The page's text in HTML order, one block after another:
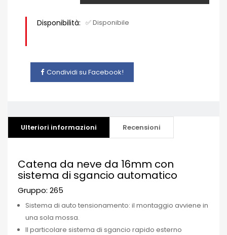
Disponibilità: ✅ Disponibile
Condividi su Facebook!
Ulteriori informazioni Recensioni
Catena da neve da 16mm con
sistema di sgancio automatico
Gruppo: 265
Sistema di auto tensionamento: il montaggio avviene in
una sola mossa.
Il particolare sistema di sgancio rapido esterno